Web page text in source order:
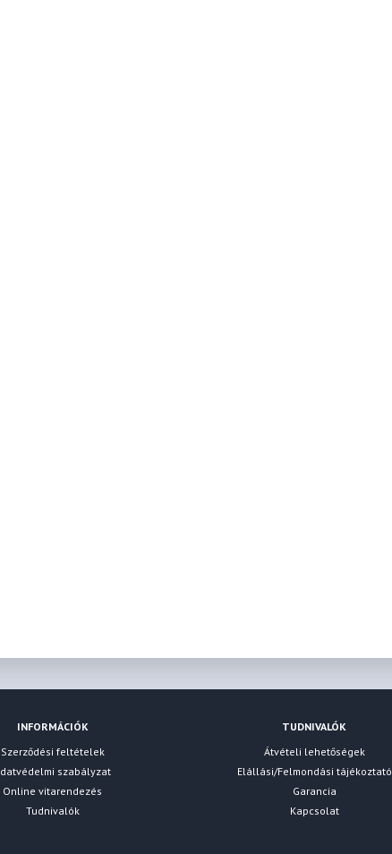
INFORMÁCIÓK
Szerződési feltételek
szabályzat
Online vitarendezés
Tudnivalók
TUDNIVALÓK
Átvételi lehetőségek
Elállási/Felmondási tájékoztató
Garancia
Kapcsolat